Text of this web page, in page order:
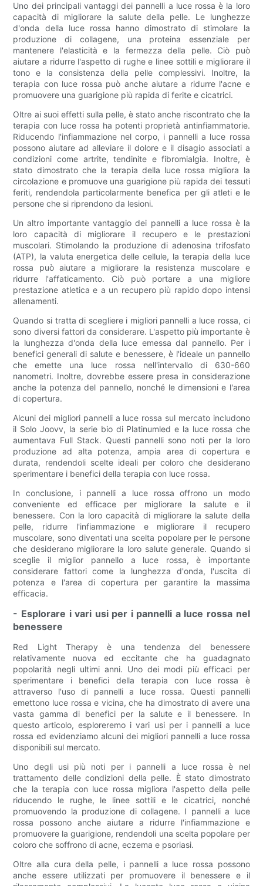
Uno dei principali vantaggi dei pannelli a luce rossa è la loro
capacità di migliorare la salute della pelle. Le lunghezze
d'onda della luce rossa hanno dimostrato di stimolare la
produzione di collagene, una proteina essenziale per
mantenere l'elasticità e la fermezza della pelle. Ciò può
aiutare a ridurre l'aspetto di rughe e linee sottili e migliorare il
tono e la consistenza della pelle complessivi. Inoltre, la
terapia con luce rossa può anche aiutare a ridurre l'acne e
promuovere una guarigione più rapida di ferite e cicatrici.
Oltre ai suoi effetti sulla pelle, è stato anche riscontrato che la
terapia con luce rossa ha potenti proprietà antinfiammatorie.
Riducendo l'infiammazione nel corpo, i pannelli a luce rossa
possono aiutare ad alleviare il dolore e il disagio associati a
condizioni come artrite, tendinite e fibromialgia. Inoltre, è
stato dimostrato che la terapia della luce rossa migliora la
circolazione e promuove una guarigione più rapida dei tessuti
feriti, rendendola particolarmente benefica per gli atleti e le
persone che si riprendono da lesioni.
Un altro importante vantaggio dei pannelli a luce rossa è la
loro capacità di migliorare il recupero e le prestazioni
muscolari. Stimolando la produzione di adenosina trifosfato
(ATP), la valuta energetica delle cellule, la terapia della luce
rossa può aiutare a migliorare la resistenza muscolare e
ridurre l'affaticamento. Ciò può portare a una migliore
prestazione atletica e a un recupero più rapido dopo intensi
allenamenti.
Quando si tratta di scegliere i migliori pannelli a luce rossa, ci
sono diversi fattori da considerare. L'aspetto più importante è
la lunghezza d'onda della luce emessa dal pannello. Per i
benefici generali di salute e benessere, è l'ideale un pannello
che emette una luce rossa nell'intervallo di 630-660
nanometri. Inoltre, dovrebbe essere presa in considerazione
anche la potenza del pannello, nonché le dimensioni e l'area
di copertura.
Alcuni dei migliori pannelli a luce rossa sul mercato includono
il Solo Joovv, la serie bio di Platinumled e la luce rossa che
aumentava Full Stack. Questi pannelli sono noti per la loro
produzione ad alta potenza, ampia area di copertura e
durata, rendendoli scelte ideali per coloro che desiderano
sperimentare i benefici della terapia con luce rossa.
In conclusione, i pannelli a luce rossa offrono un modo
conveniente ed efficace per migliorare la salute e il
benessere. Con la loro capacità di migliorare la salute della
pelle, ridurre l'infiammazione e migliorare il recupero
muscolare, sono diventati una scelta popolare per le persone
che desiderano migliorare la loro salute generale. Quando si
sceglie il miglior pannello a luce rossa, è importante
considerare fattori come la lunghezza d'onda, l'uscita di
potenza e l'area di copertura per garantire la massima
efficacia.
- Esplorare i vari usi per i pannelli a luce rossa nel
benessere
Red Light Therapy è una tendenza del benessere
relativamente nuova ed eccitante che ha guadagnato
popolarità negli ultimi anni. Uno dei modi più efficaci per
sperimentare i benefici della terapia con luce rossa è
attraverso l'uso di pannelli a luce rossa. Questi pannelli
emettono luce rossa e vicina, che ha dimostrato di avere una
vasta gamma di benefici per la salute e il benessere. In
questo articolo, esploreremo i vari usi per i pannelli a luce
rossa ed evidenziamo alcuni dei migliori pannelli a luce rossa
disponibili sul mercato.
Uno degli usi più noti per i pannelli a luce rossa è nel
trattamento delle condizioni della pelle. È stato dimostrato
che la terapia con luce rossa migliora l'aspetto della pelle
riducendo le rughe, le linee sottili e le cicatrici, nonché
promuovendo la produzione di collagene. I pannelli a luce
rossa possono anche aiutare a ridurre l'infiammazione e
promuovere la guarigione, rendendoli una scelta popolare per
coloro che soffrono di acne, eczema e psoriasi.
Oltre alla cura della pelle, i pannelli a luce rossa possono
anche essere utilizzati per promuovere il benessere e il